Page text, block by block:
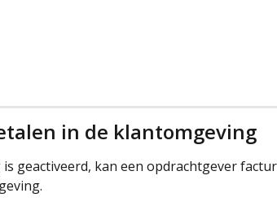
in de klantomgeving
geactiveerd, kan een opdrachtgever